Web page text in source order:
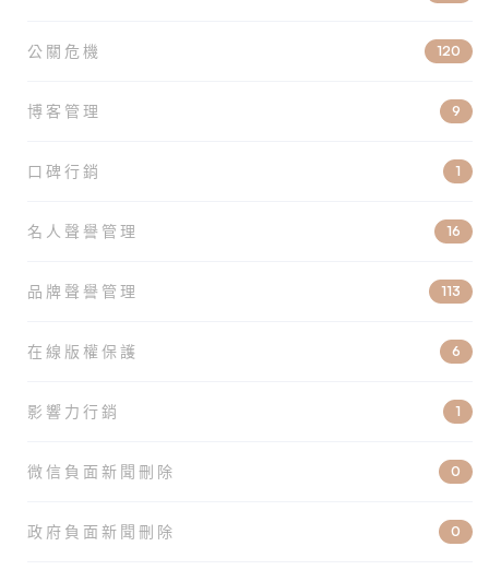
公關危機 120
博客管理 9
口碑行銷 1
名人聲譽管理 16
品牌聲譽管理 113
在線版權保護 6
影響力行銷 1
微信負面新聞刪除 0
政府負面新聞刪除 0